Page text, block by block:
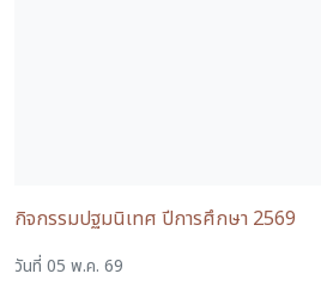
กิจกรรมปฐมนิเทศ ปีการศึกษา 2569
วันที่ 05 พ.ค. 69